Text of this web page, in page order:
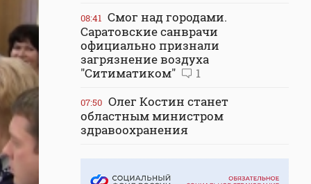
08:41 Смог над городами.
Саратовские санврачи
официально признали
загрязнение воздуха
"Ситиматиком"
1
07:50 Олег Костин станет
областным министром
здравоохранения